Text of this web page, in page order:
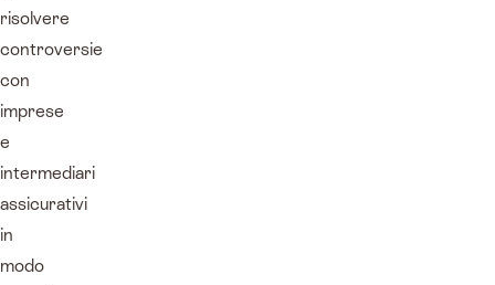
risolvere
controversie
con
imprese
e
intermediari
assicurativi
in
modo